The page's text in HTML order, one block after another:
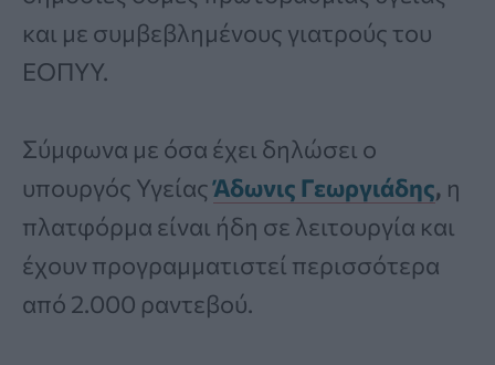
και με συμβεβλημένους γιατρούς του
ΕΟΠΥΥ.
Σύμφωνα με όσα έχει δηλώσει ο
υπουργός ΥγείαςΆδωνις Γεωργιάδης, η
πλατφόρμα είναι ήδη σε λειτουργία και
έχουν προγραμματιστεί περισσότερα
από 2.000 ραντεβού.